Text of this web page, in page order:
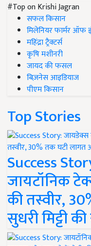
#Top on Krishi Jagran
सफल किसान
मिलेनियर फार्मर ऑफ
महिंद्रा ट्रैक्टर्स
कृषि मशीनरी
जायद की फसल
बिज़नेस आइडियाज
पीएम किसान
Top Stories
Success
जायटॉनिक
की तस्वीर,
सुधरी मिट्टी